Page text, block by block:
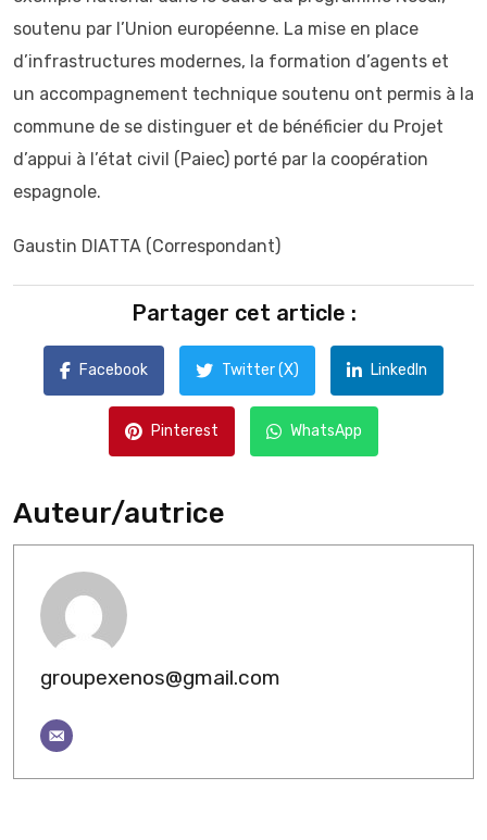
soutenu par l’Union européenne. La mise en place
d’infrastructures modernes, la formation d’agents et
un accompagnement technique soutenu ont permis à la
commune de se distinguer et de bénéficier du Projet
d’appui à l’état civil (Paiec) porté par la coopération
espagnole.
Gaustin DIATTA (Correspondant)
Partager cet article :
Facebook Twitter (X) LinkedIn
Pinterest WhatsApp
Auteur/autrice
groupexenos@gmail.com